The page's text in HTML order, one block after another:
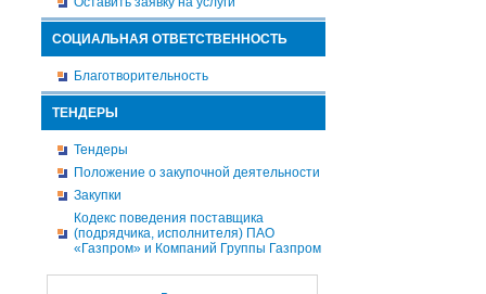
СОЦИАЛЬНАЯ ОТВЕТСТВЕННОСТЬ
Благотворительность
ТЕНДЕРЫ
Тендеры
Положение о закупочной деятельности
Закупки
Кодекс поведения поставщика
(подрядчика, исполнителя) ПАО
«Газпром» и Компаний Группы Газпром